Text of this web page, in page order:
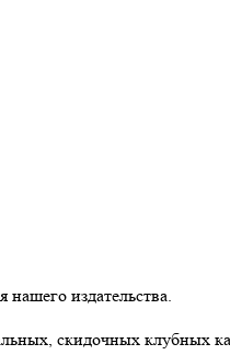
издательства.
скидочных клубных